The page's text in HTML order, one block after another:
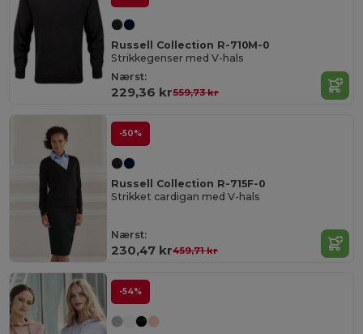
Russell Collection R-710M-0
Strikkegenser med V-hals
Nærst:
229,36 kr559,73 kr
-50%
Russell Collection R-715F-0
Strikket cardigan med V-hals
Nærst:
230,47 kr459,71 kr
-54%